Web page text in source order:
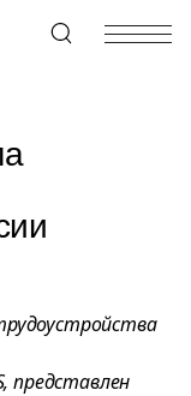
+7 (495) 967-80-80
представлен